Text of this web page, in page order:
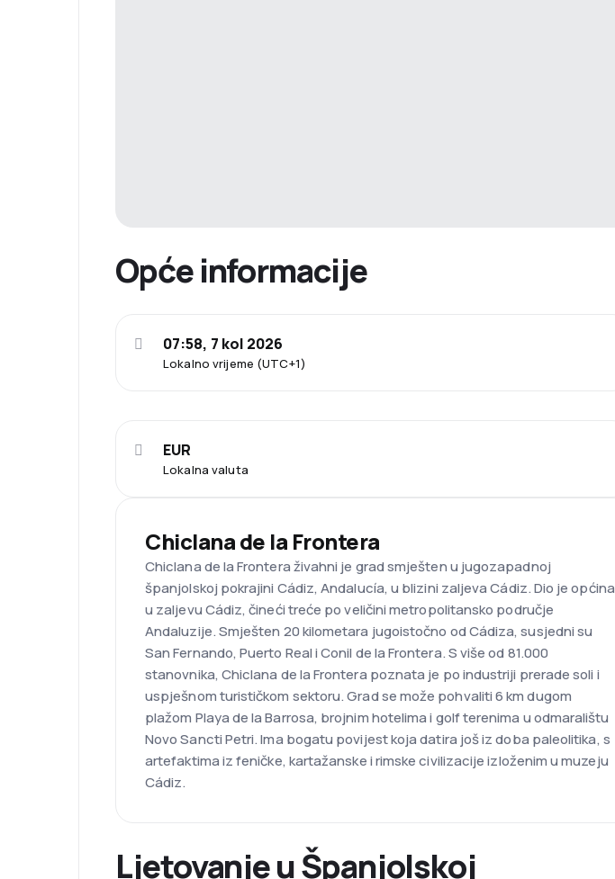
Opće informacije
Lokalno vrijeme (UTC+1)
07:58, 7 kol 2026
Lokalna valuta
EUR
Chiclana de la Frontera
Chiclana de la Frontera živahni je grad smješten u jugozapadnoj
španjolskoj pokrajini Cádiz, Andalucía, u blizini zaljeva Cádiz. Dio je općina
u zaljevu Cádiz, čineći treće po veličini metropolitansko područje
Andaluzije. Smješten 20 kilometara jugoistočno od Cádiza, susjedni su
San Fernando, Puerto Real i Conil de la Frontera. S više od 81.000
stanovnika, Chiclana de la Frontera poznata je po industriji prerade soli i
uspješnom turističkom sektoru. Grad se može pohvaliti 6 km dugom
plažom Playa de la Barrosa, brojnim hotelima i golf terenima u odmaralištu
Novo Sancti Petri. Ima bogatu povijest koja datira još iz doba paleolitika, s
artefaktima iz feničke, kartažanske i rimske civilizacije izloženim u muzeju
Cádiz.
Ljetovanje u Španjolskoj